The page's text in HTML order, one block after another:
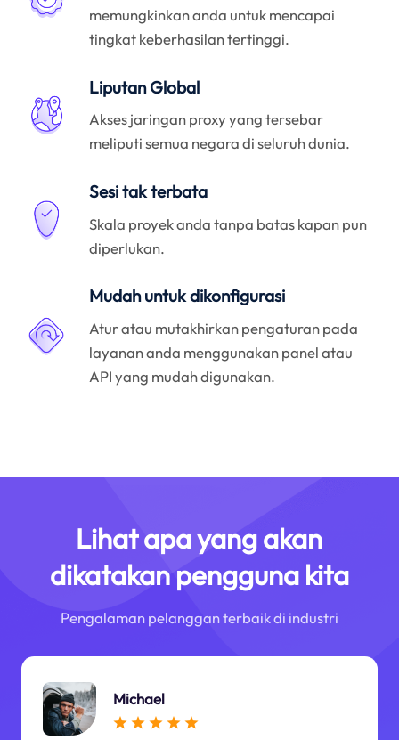
memungkinkan anda untuk mencapai
tingkat keberhasilan tertinggi.
Liputan Global
Akses jaringan proxy yang tersebar
meliputi semua negara di seluruh dunia.
Sesi tak terbata
Skala proyek anda tanpa batas kapan pun
diperlukan.
Mudah untuk dikonfigurasi
Atur atau mutakhirkan pengaturan pada
layanan anda menggunakan panel atau
API yang mudah digunakan.
Lihat apa yang akan
dikatakan pengguna kita
Pengalaman pelanggan terbaik di industri
Michael